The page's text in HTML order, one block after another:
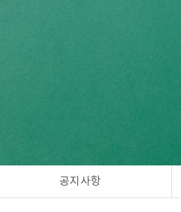
공지사항